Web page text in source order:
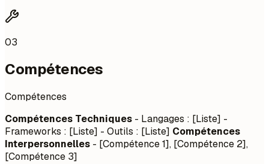
03
Compétences
Compétences
Compétences Techniques - Langages : [Liste] -
Frameworks : [Liste] - Outils : [Liste] Compétences
Interpersonnelles - [Compétence 1], [Compétence 2],
[Compétence 3]